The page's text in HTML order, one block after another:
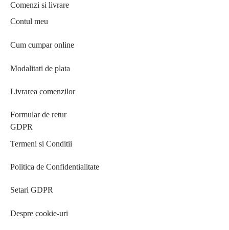
Comenzi si livrare
Contul meu
Cum cumpar online
Modalitati de plata
Livrarea comenzilor
Formular de retur
GDPR
Termeni si Conditii
Politica de Confidentialitate
Setari GDPR
Despre cookie-uri